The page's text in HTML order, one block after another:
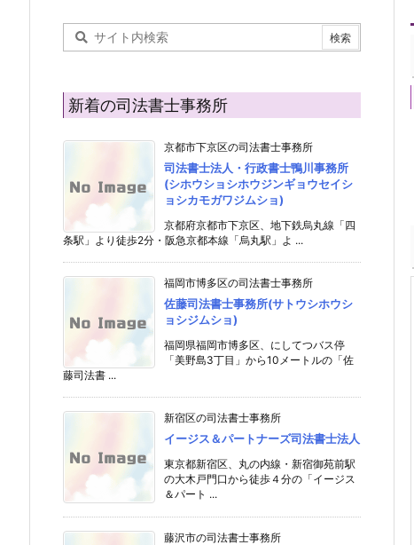
新着の司法書士事務所
京都市下京区の司法書士事務所
司法書士法人・行政書士鴨川事務所
(シホウショシホウジンギョウセイシ
ョシカモガワジムショ)
京都府京都市下京区、地下鉄烏丸線「四
条駅」より徒歩2分・阪急京都本線「烏丸駅」よ ...
福岡市博多区の司法書士事務所
佐藤司法書士事務所(サトウシホウシ
ョシジムショ)
福岡県福岡市博多区、にしてつバス停
「美野島3丁目」から10メートルの「佐
藤司法書 ...
新宿区の司法書士事務所
イージス＆パートナーズ司法書士法人
東京都新宿区、丸の内線・新宿御苑前駅
の大木戸門口から徒歩４分の「イージス
＆パート ...
藤沢市の司法書士事務所